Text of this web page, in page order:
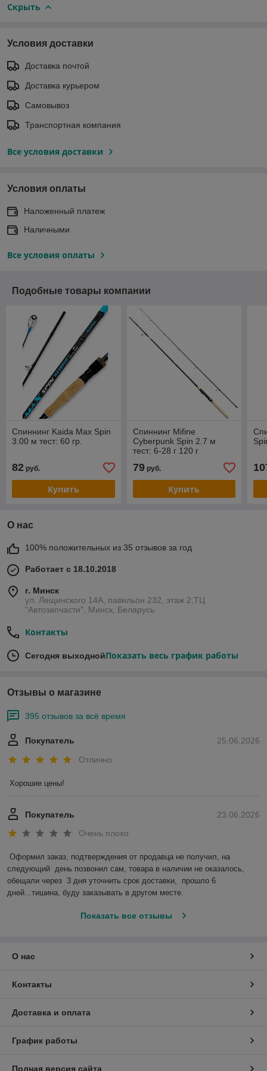
Скрыть
Условия доставки
Доставка почтой
Доставка курьером
Самовывоз
Транспортная компания
Все условия доставки
Условия оплаты
Наложенный платеж
Наличными
Все условия оплаты
Подобные товары компании
Спиннинг Kaida Max Spin
3.00 м тест: 60 гр.
82 руб.
Купить
Спиннинг Mifine
Cyberpunk Spin 2.7 м
тест: 6-28 г 120 г
79руб.
Купить
О нас
100% положительных из 35 отзывов за год
Работает с 18.10.2018
г. Минск
ул. Лещинского 14А, павильон 232, этаж 2,ТЦ
"Автозапчасти", Минск, Беларусь
Контакты
Сегодня выходнойПоказать весь график работы
Отзывы о магазине
395 отзывов за всё время
25.06.2026
Покупатель
Отлично
Хорошие цены!
23.06.2026
Покупатель
Очень плохо
Оформил заказ, подтверждения от продавца не получил, на
следующий  день позвонил сам, товара в наличии не оказалось,
обещали через  3 дня уточнить срок доставки,  прошло 6
дней...тишина, буду заказывать в другом месте.
Показать все отзывы
О нас
Контакты
Доставка и оплата
График работы
Полная версия сайта